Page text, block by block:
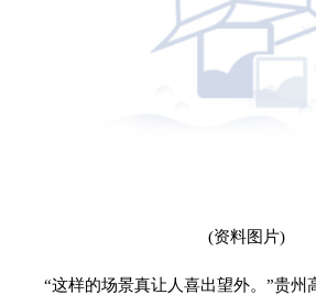
(资料图片)
“这样的场景真让人喜出望外。”贵州